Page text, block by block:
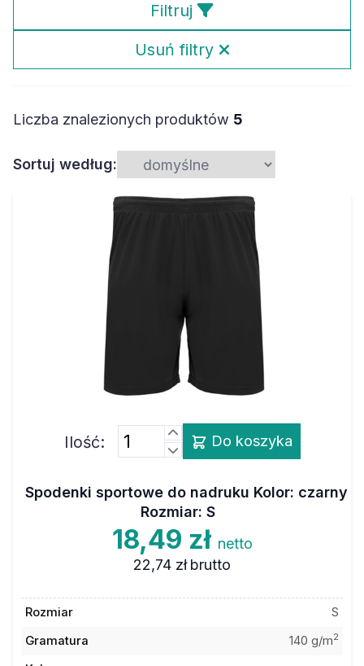
Filtruj
Usuń filtry
Liczba znalezionych produktów 5
Sortuj według:
Ilość: Do koszyka
Spodenki sportowe do nadruku Kolor: czarny
Rozmiar: S
18,49 zł netto
22,74 zł brutto
Rozmiar
S
Gramatura
140 g/m2